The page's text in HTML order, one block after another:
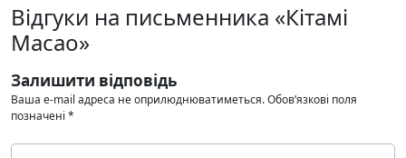
Відгуки на письменника «Кітамі
Масао»
Залишити відповідь
Ваша e-mail адреса не оприлюднюватиметься.Обов’язкові поля
позначені *